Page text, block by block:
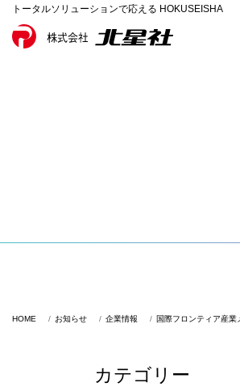
トータルソリューションで応える HOKUSEISHA
HOME お知らせ 企業情報 国際フロンティア産業
カテゴリー